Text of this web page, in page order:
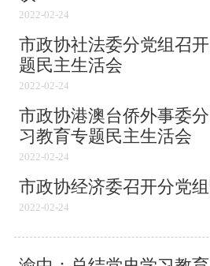
2022-02-24
市政协社法委分党组召
题民主生活会
2022-02-24
市政协港澳台侨外事委
习教育专题民主生活会
2022-02-24
市政协经济委召开分党
2022-02-24